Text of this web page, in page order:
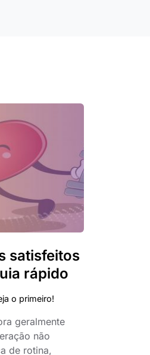
satisfeitos
rápido
o primeiro!
geralmente
não
de rotina,